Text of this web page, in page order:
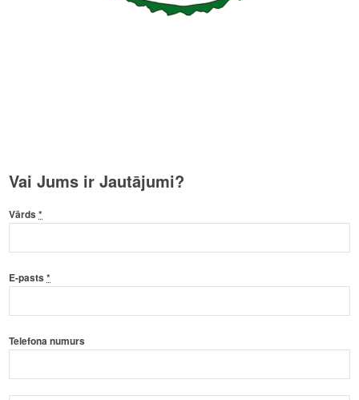
Vai Jums ir Jautājumi?
Vārds*
E-pasts*
Telefona numurs